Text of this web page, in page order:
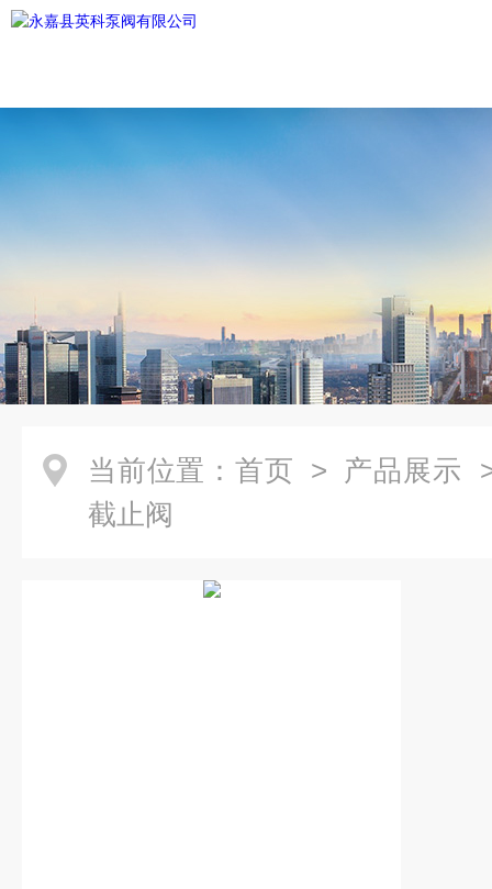
当前位置： 首页 > 产品展示
截止阀